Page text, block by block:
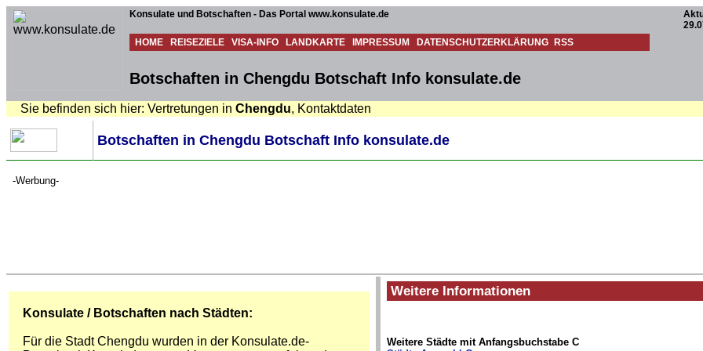
Konsulate und Botschaften - Das Portal www.konsulate.de
HOME REISEZIELE VISA-INFO LANDKARTE IMPRESSUM DATENSCHUTZERKLÄRUNG RSS
Botschaften in Chengdu Botschaft Info konsulate.de
Sie befinden sich hier: Vertretungen in Chengdu, Kontaktdaten
Botschaften in Chengdu Botschaft Info konsulate.de
-Werbung-
Konsulate / Botschaften nach Städten:
Für die Stadt Chengdu wurden in der Konsulate.de-
Weitere Informationen
Weitere Städte mit Anfangsbuchstabe C